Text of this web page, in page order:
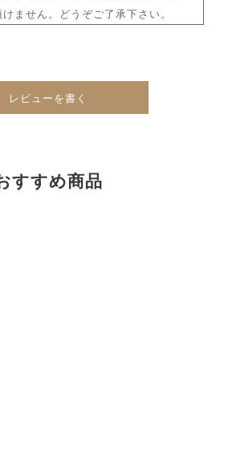
ません。どうぞご了承下さい。
レビューを書く
すすめ商品